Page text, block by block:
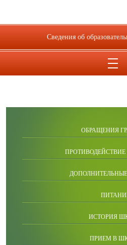
ОБРАЩЕНИЯ
ИСТОРИЯ
ПРИЕМ В
Сведения об